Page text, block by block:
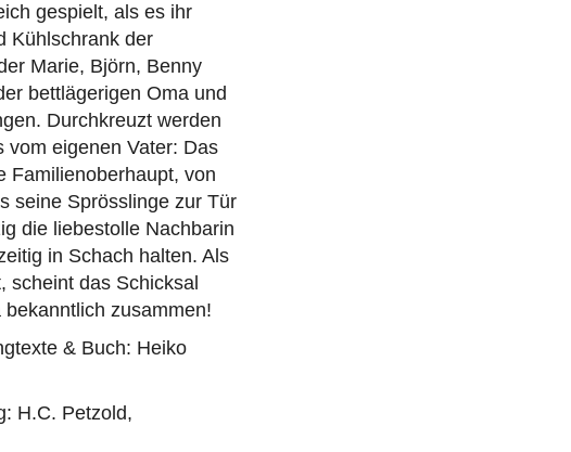
gespielt, als es ihr
Kühlschrank der
Marie, Björn, Benny
bettlägerigen Oma und
Durchkreuzt werden
vom eigenen Vater: Das
Familienoberhaupt, von
seine Sprösslinge zur Tür
die liebestolle Nachbarin
in Schach halten. Als
scheint das Schicksal
zusammen!
& Buch: Heiko
H.C. Petzold,